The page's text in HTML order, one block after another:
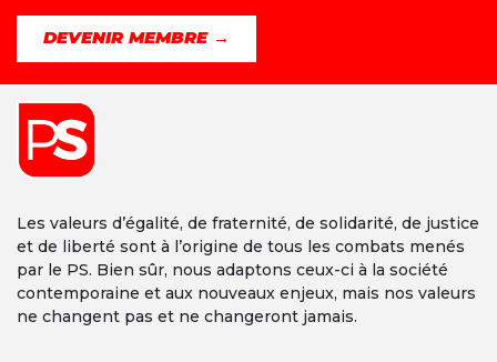
Les valeurs d’égalité, de fraternité, de solidarité, de justice
et de liberté sont à l’origine de tous les combats menés
par le PS. Bien sûr, nous adaptons ceux-ci à la société
contemporaine et aux nouveaux enjeux, mais nos valeurs
ne changent pas et ne changeront jamais.
DEVENIR MEMBRE →